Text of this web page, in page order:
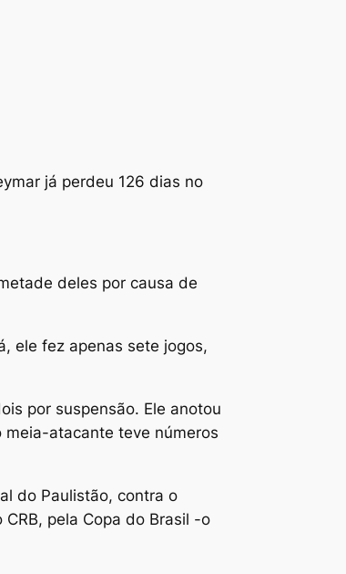
já perdeu 126 dias no
deles por causa de
ele fez apenas sete jogos,
por suspensão. Ele anotou
atacante teve números
do Paulistão, contra o
pela Copa do Brasil -o